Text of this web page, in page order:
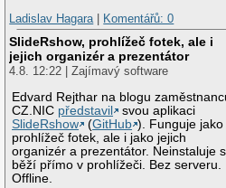
Ladislav Hagara | Komentářů: 0
SlideRshow, prohlížeč fotek, ale i
jejich organizér a prezentátor
4.8. 12:22 | Zajímavý software
Edvard Rejthar na blogu
CZ.NIC představil
svou aplikaci
SlideRshow
(GitHub ). Funguje jako
prohlížeč fotek, ale i jako jejich
organizér a prezentátor. Neinstaluje
běží přímo v prohlížeči. Bez serveru.
Offline.